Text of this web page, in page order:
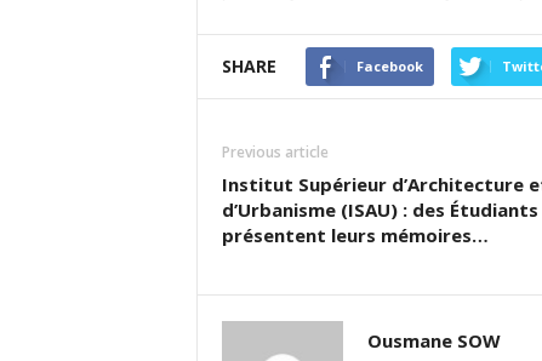
SHARE Facebook
Previous article
Institut Supérieur d’Architecture
d’Urbanisme (ISAU) : des Étudiants
présentent leurs mémoires…
Ousmane SOW